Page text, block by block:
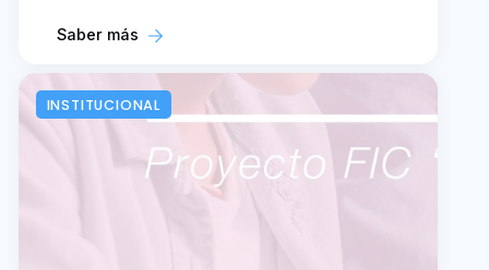
Saber más
INSTITUCIONAL